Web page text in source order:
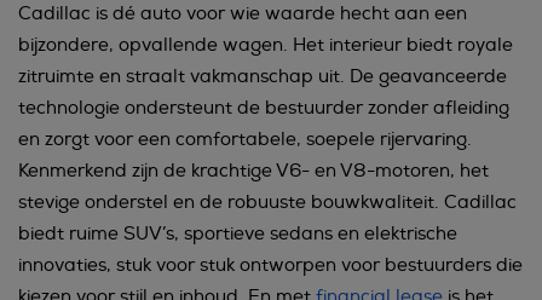
Cadillac is dé auto voor wie waarde hecht aan een
bijzondere, opvallende wagen. Het interieur biedt royale
zitruimte en straalt vakmanschap uit. De geavanceerde
technologie ondersteunt de bestuurder zonder afleiding
en zorgt voor een comfortabele, soepele rijervaring.
Kenmerkend zijn de krachtige V6- en V8-motoren, het
stevige onderstel en de robuuste bouwkwaliteit. Cadillac
biedt ruime SUV’s, sportieve sedans en elektrische
innovaties, stuk voor stuk ontworpen voor bestuurders die